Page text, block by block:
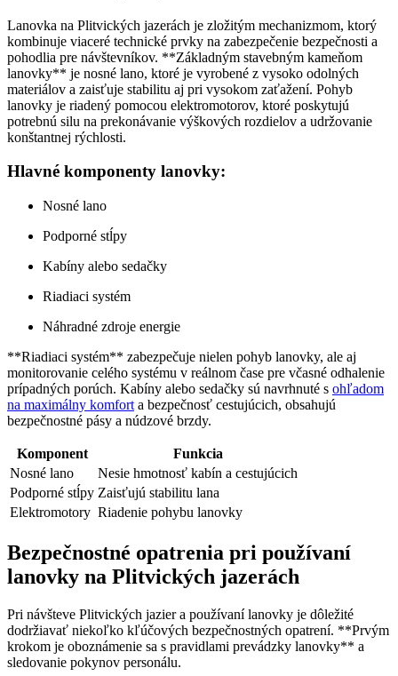
Lanovka na Plitvických jazerách je zložitým mechanizmom, ktorý
kombinuje viaceré technické prvky na zabezpečenie bezpečnosti a
pohodlia pre návštevníkov. **Základným stavebným kameňom
lanovky** je nosné lano, ktoré je vyrobené z vysoko odolných
materiálov a zaisťuje stabilitu aj pri vysokom zaťažení. Pohyb
lanovky je riadený pomocou elektromotorov, ktoré poskytujú
potrebnú silu na prekonávanie výškových rozdielov a udržovanie
konštantnej rýchlosti.
Hlavné komponenty lanovky:
Nosné lano
Podporné stĺpy
Kabíny alebo sedačky
Riadiaci systém
Náhradné zdroje energie
**Riadiaci systém** zabezpečuje nielen pohyb lanovky, ale aj
monitorovanie celého systému v reálnom čase pre včasné odhalenie
prípadných porúch. Kabíny alebo sedačky sú navrhnuté s ohľadom
na maximálny komfort a bezpečnosť cestujúcich, obsahujú
bezpečnostné pásy a núdzové brzdy.
Komponent
Funkcia
Nosné lano
Nesie hmotnosť kabín a cestujúcich
Podporné stĺpy Zaisťujú stabilitu lana
Elektromotory Riadenie pohybu lanovky
Bezpečnostné opatrenia pri používaní
lanovky na Plitvických jazerách
Pri návšteve Plitvických jazier a používaní lanovky je dôležité
dodržiavať niekoľko kľúčových bezpečnostných opatrení. **Prvým
krokom je oboznámenie sa s pravidlami prevádzky lanovky** a
sledovanie pokynov personálu.